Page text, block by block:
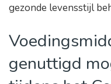
gezonde levensstijl
genuttigd